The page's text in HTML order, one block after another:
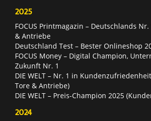
2025
FOCUS Printmagazin – Deutschlands
& Antriebe
Deutschland Test – Bester Onlineshop
FOCUS Money – Digital Champion,
Zukunft Nr. 1
DIE WELT – Nr. 1 in
Tore & Antriebe)
DIE WELT – Preis-Champion 2025
2024